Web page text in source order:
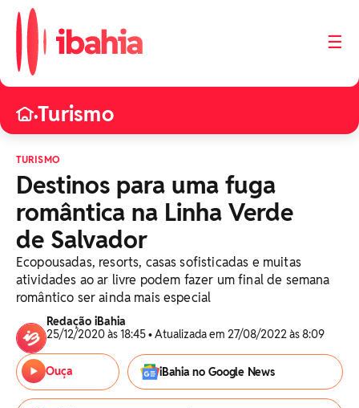
☰
•Turismo
TURISMO
Destinos para uma fuga
romântica na Linha Verde
de Salvador
Ecopousadas, resorts, casas sofisticadas e muitas
atividades ao ar livre podem fazer um final de semana
romântico ser ainda mais especial
Redação iBahia
25/12/2020 às 18:45 • Atualizada em 27/08/2022 às 8:09
Ouça iBahia no Google News